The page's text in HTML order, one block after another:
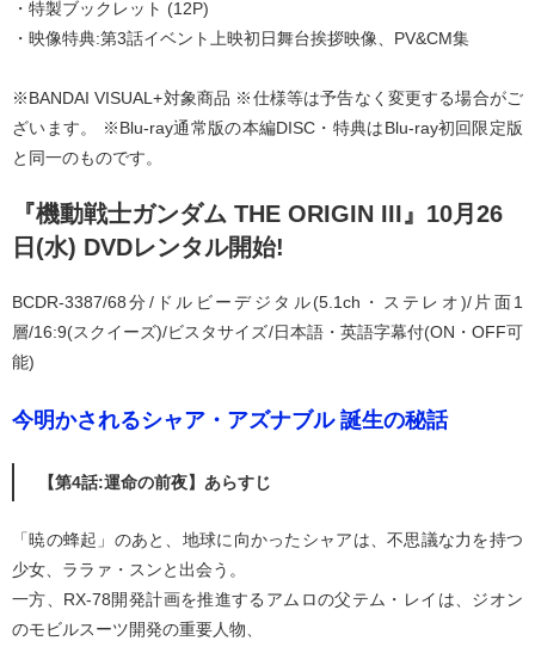
・特製ブックレット (12P)
・映像特典:第3話イベント上映初日舞台挨拶映像、PV&CM集
※BANDAI VISUAL+対象商品 ※仕様等は予告なく変更する場合がご
ざいます。 ※Blu-ray通常版の本編DISC・特典はBlu-ray初回限定版
と同一のものです。
『機動戦士ガンダム THE ORIGIN III』10月26
日(水) DVDレンタル開始!
BCDR-3387/68分/ドルビーデジタル(5.1ch・ステレオ)/片面1
層/16:9(スクイーズ)/ビスタサイズ/日本語・英語字幕付(ON・OFF可
能)
今明かされるシャア・アズナブル 誕生の秘話
【第4話:運命の前夜】あらすじ
「暁の蜂起」のあと、地球に向かったシャアは、不思議な力を持つ
少女、ララァ・スンと出会う。
一方、RX-78開発計画を推進するアムロの父テム・レイは、ジオン
のモビルスーツ開発の重要人物、